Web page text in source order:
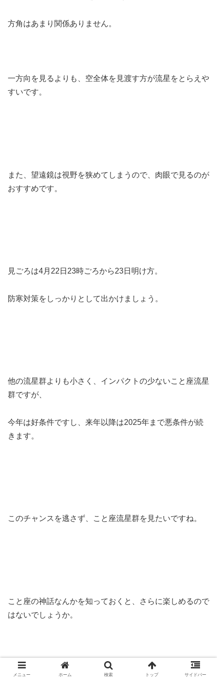
方角はあまり関係ありません。
一方向を見るよりも、空全体を見渡す方が流星をとらえや
すいです。
また、望遠鏡は視野を狭めてしまうので、肉眼で見るのが
おすすめです。
見ごろは4月22日23時ごろから23日明け方。
防寒対策をしっかりとして出かけましょう。
他の流星群よりも小さく、インパクトの少ないこと座流星
群ですが、
今年は好条件ですし、来年以降は2025年まで悪条件が続
きます。
このチャンスを逃さず、こと座流星群を見たいですね。
こと座の神話なんかを知っておくと、さらに楽しめるので
はないでしょうか。
メニュー ホーム 検索 トップ サイドバー